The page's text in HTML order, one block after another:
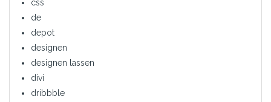
css
de
depot
designen
designen lassen
divi
dribbble